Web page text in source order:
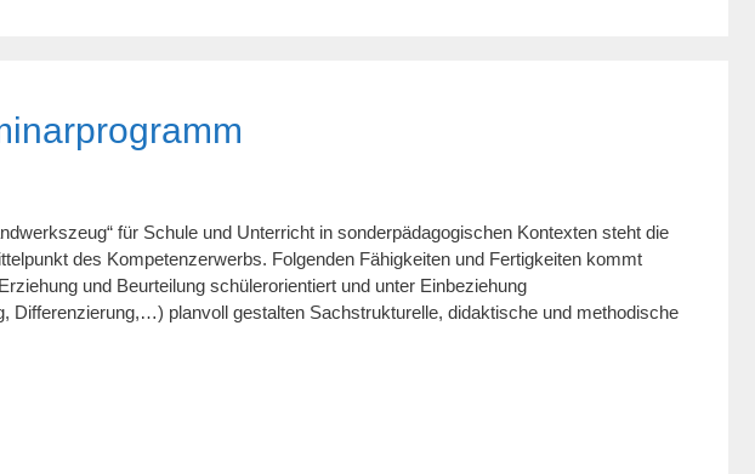
für Schule und Unterricht in sonderpädagogischen Kontexten steht die
des Kompetenzerwerbs. Folgenden Fähigkeiten und Fertigkeiten kommt
und Beurteilung schülerorientiert und unter Einbeziehung
Differenzierung,…) planvoll gestalten Sachstrukturelle, didaktische und methodische